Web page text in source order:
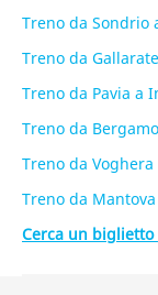
Treno da Sondrio
Treno da
Treno da Pavia a
Treno da
Treno da
Treno da
Cerca un